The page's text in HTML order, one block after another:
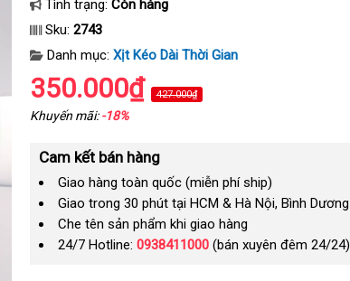
Tình trạng: Còn hàng
Sku: 2743
Danh mục: Xịt Kéo Dài Thời Gian
350.000₫ 427.000₫
Khuyến mãi:-18%
Cam kết bán hàng
Giao hàng toàn quốc (miễn phí ship)
Giao trong 30 phút tại HCM & Hà Nội, Bình Dương
Che tên sản phẩm khi giao hàng
24/7 Hotline: 0938411000(bán xuyên đêm 24/24)